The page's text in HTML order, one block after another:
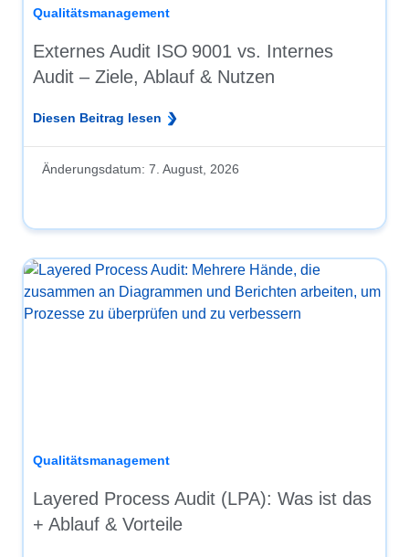
Qualitätsmanagement
Externes Audit ISO 9001 vs. Internes
Audit – Ziele, Ablauf & Nutzen
Diesen Beitrag lesen
Änderungsdatum: 7. August, 2026
Qualitätsmanagement
Layered Process Audit (LPA): Was ist das
+ Ablauf & Vorteile